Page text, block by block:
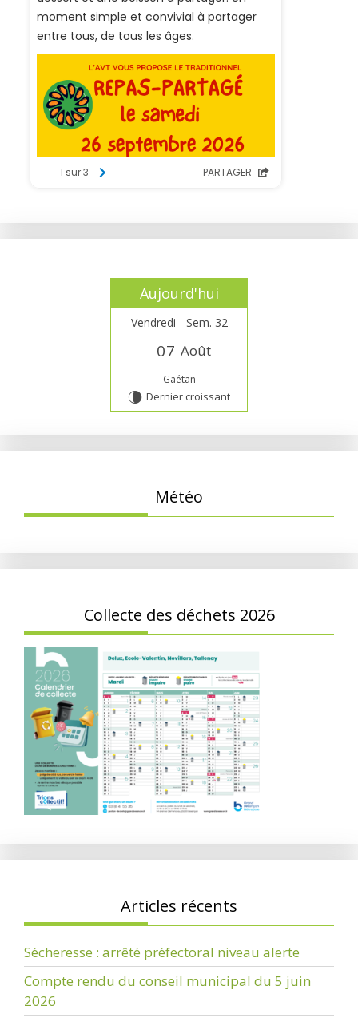
Aujourd'hui
Vendredi - Sem. 32
07 Août
Gaétan
V Dernier croissant
Météo
Collecte des déchets 2026
Articles récents
Sécheresse : arrêté préfectoral niveau alerte
Compte rendu du conseil municipal du 5 juin
2026